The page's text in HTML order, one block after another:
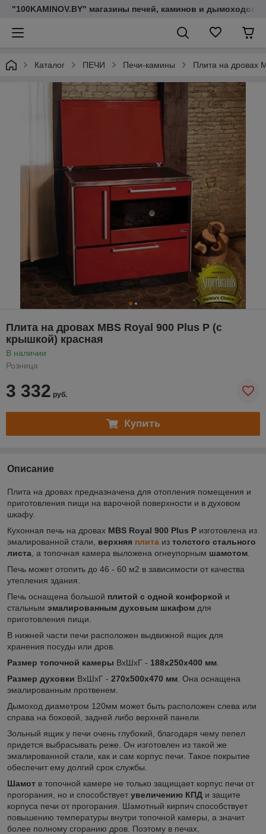
"100KAMINOV.BY" магазины печей, каминов и дымоходов
Каталог ПЕЧИ Печи-камины Плита на дровах
Плита на дровах MBS Royal 900 Plus P (с
крышкой) красная
В наличии
Розница
3 332 руб.
Купить
Описание
Плита на дровах предназначена для отопления помещения и
приготовления пищи на варочной поверхности и в духовом
шкафу.
Кухонная печь на дровах MBS Royal 900 Plus P изготовлена из
эмалированной стали, верхняя плита из толстого стального
листа , а топочная камера выложена огнеупорным шамотом
Печь может отопить до 46 - 60 м2 в зависимости от качества
утепления здания.
Печь оснащена большой плитой с одной конфоркой и
стальным эмалированным духовым шкафом для
приготовления пищи.
В нижней части печи расположен выдвижной ящик для
хранения посуды или дров.
Размер топочной камеры ВхШхГ - 188х250х400 мм
Размер духовки ВхШхГ - 270х500х470 мм . Она оснащена
эмалированным протвенем.
Дымоход диаметром 120мм может быть расположен слева или
справа на боковой, задней либо верхней панели.
Зольный ящик у печи очень глубокий, благодаря чему пепел
придется выбрасывать реже. Он изготовлен из такой же
эмалированной стали, как и сам корпус печи. Такое покрытие
обеспечит ему долгий срок службы.
Шамот в топочной камере не только защищает корпус печи от
прогорания, но и способствует увеличению КПД и защите
корпуса печи от прогорания. Шамотный кирпич способствует
повышению температуры внутри топочной камеры, а значит
более полному сгоранию дров. Поэтому в печах,